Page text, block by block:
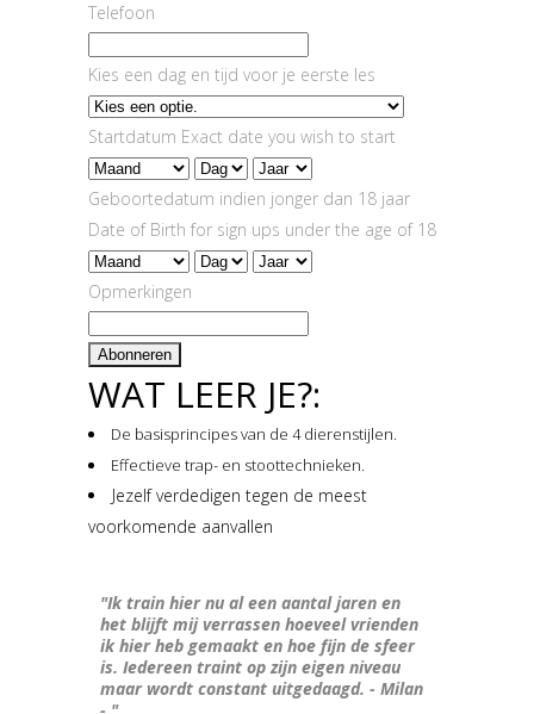
Telefoon
Kies een dag en tijd voor je eerste les
Startdatum Exact date you wish to start
Geboortedatum indien jonger dan 18 jaar
Date of Birth for sign ups under the age of 18
Opmerkingen
WAT LEER JE?:
De basisprincipes van de 4 dierenstijlen.
Effectieve trap- en stoottechnieken.
Jezelf verdedigen tegen de meest
voorkomende aanvallen
"Ik train hier nu al een aantal jaren en
het blijft mij verrassen hoeveel vrienden
ik hier heb gemaakt en hoe fijn de sfeer
is. Iedereen traint op zijn eigen niveau
maar wordt constant uitgedaagd. - Milan